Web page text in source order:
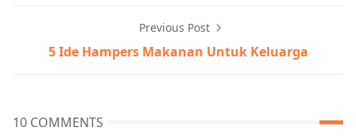
Previous Post
5 Ide Hampers Makanan Untuk Keluarga
10 COMMENTS